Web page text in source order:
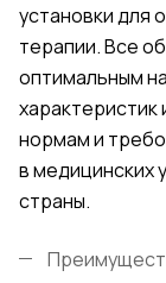
установки для
терапии. Все
оптимальным
характеристик
нормам и
в медицинских
страны.